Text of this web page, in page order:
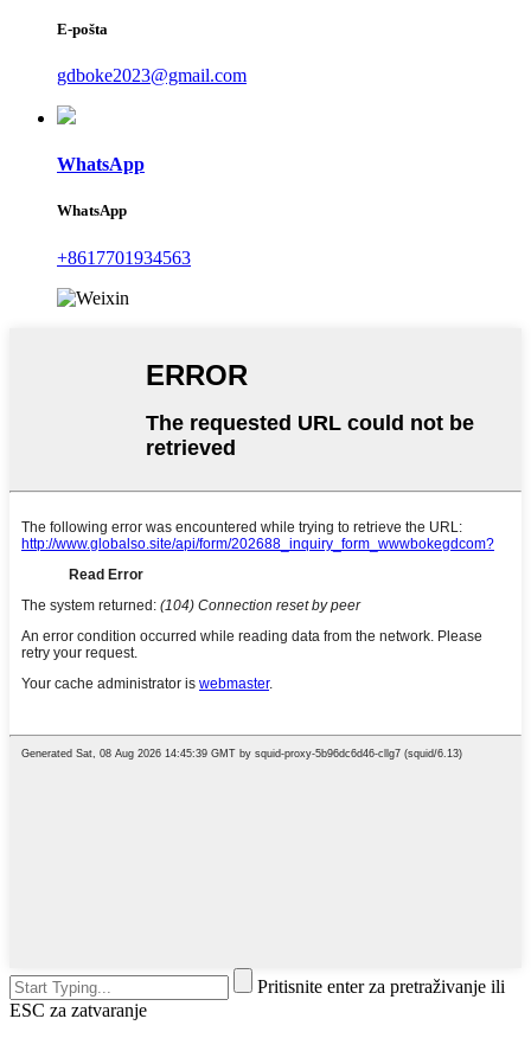
E-pošta
gdboke2023@gmail.com
WhatsApp
WhatsApp
+8617701934563
Pritisnite enter za pretraživanje ili
ESC za zatvaranje